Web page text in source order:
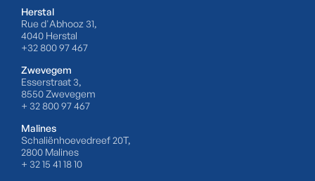
Herstal
Rue d'Abhooz 31,
4040 Herstal
+32 800 97 467
Zwevegem
Esserstraat 3,
8550 Zwevegem
+ 32 800 97 467
Malines
Schaliënhoevedreef 20T,
2800 Malines
+ 32 15 41 18 10